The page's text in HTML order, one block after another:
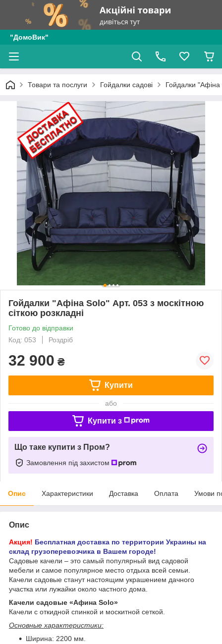
"ДомоВик"
Товари та послуги Гойдалки садові Гойдалки "Афіна
Гойдалки "Афіна Solo" Арт. 053 з москітною
сіткою розкладні
Готово до відправки
Код: 053
Роздріб
32 900 ₴
Купити
або
Купити з
Що таке купити з Пром?
Замовлення під захистом
Опис Характеристики Доставка Оплата Умови
Опис
Акция! Бесплатная доставка по территории Украины на
склад грузоперевозчика в Вашем городе!
Садовые качели – это самый популярный вид садовой
мебели и самое популярное место отдыха всей семьи.
Качели садовые станут настоящим украшением дачного
участка или лужайки около частного дома.
Качели садовые «Афина Solo»
Качели с откидной спинкой и москитной сеткой.
Основные характеристики:
Ширина: 2200 мм.